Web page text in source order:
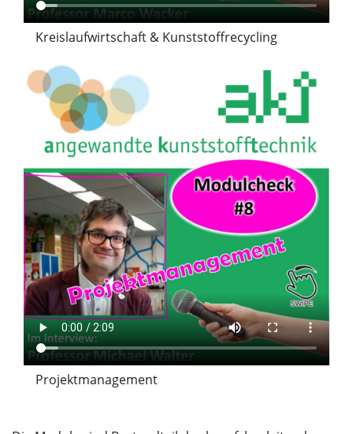
Kreislaufwirtschaft & Kunststoffrecycling
Projektmanagement